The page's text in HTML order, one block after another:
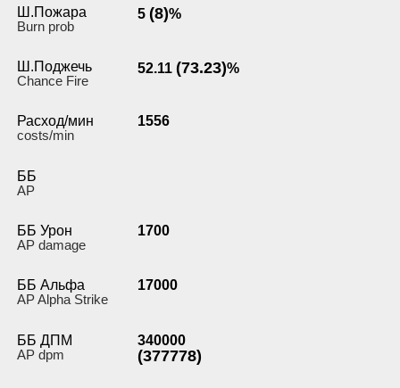
Ш.Пожара
Burn prob
5 (8)%
Ш.Поджечь
Chance Fire
52.11 (73.23)%
Расход/мин
costs/min
1556
ББ
AP
ББ Урон
AP damage
1700
ББ Альфа
AP Alpha Strike
17000
ББ ДПМ
AP dpm
340000
(377778)